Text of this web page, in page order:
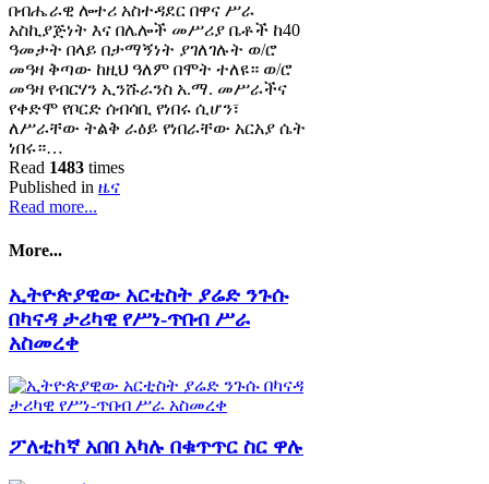
በብሔራዊ ሎተሪ አስተዳደር በዋና ሥራ
አስኪያጅነት እና በሌሎች መሥሪያ ቤቶች ከ40
ዓመታት በላይ በታማኝነት ያገለገሉት ወ/ሮ
መዓዛ ቅጣው ከዚህ ዓለም በሞት ተለዩ። ወ/ሮ
መዓዛ የብርሃን ኢንሹራንስ አ.ማ. መሥራችና
የቀድሞ የቦርድ ሰብሳቢ የነበሩ ሲሆን፣
ለሥራቸው ትልቅ ራዕይ የነበራቸው አርአያ ሴት
ነበሩ።…
Read 1483 times
Published in ዜና
Read more...
More...
ኢትዮጵያዊው አርቲስት ያሬድ ንጉሱ
በካናዳ ታሪካዊ የሥነ-ጥበብ ሥራ
አስመረቀ
ፖለቲከኛ አበበ አካሉ በቁጥጥር ስር ዋሉ